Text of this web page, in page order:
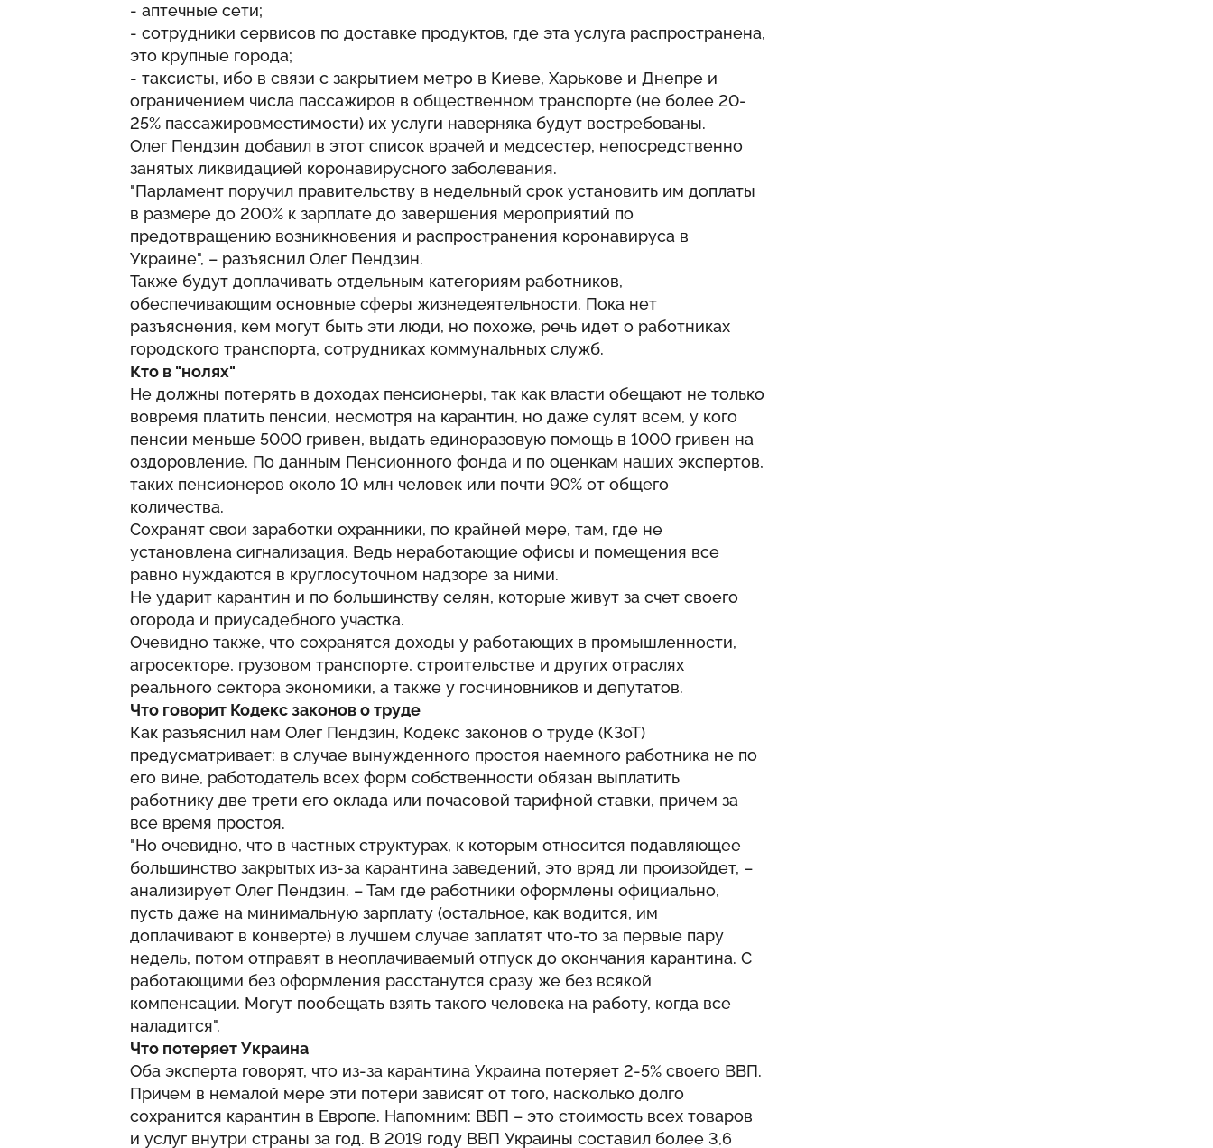
- аптечные сети;
- сотрудники сервисов по доставке продуктов, где эта услуга распространена,
это крупные города;
- таксисты, ибо в связи с закрытием метро в Киеве, Харькове и Днепре и
ограничением числа пассажиров в общественном транспорте (не более 20-
25% пассажировместимости) их услуги наверняка будут востребованы.
Олег Пендзин добавил в этот список врачей и медсестер, непосредственно
занятых ликвидацией коронавирусного заболевания.
"Парламент поручил правительству в недельный срок установить им доплаты
в размере до 200% к зарплате до завершения мероприятий по
предотвращению возникновения и распространения коронавируса в
Украине", – разъяснил Олег Пендзин.
Также будут доплачивать отдельным категориям работников,
обеспечивающим основные сферы жизнедеятельности. Пока нет
разъяснения, кем могут быть эти люди, но похоже, речь идет о работниках
городского транспорта, сотрудниках коммунальных служб.
Кто в "нолях"
Не должны потерять в доходах пенсионеры, так как власти обещают не только
вовремя платить пенсии, несмотря на карантин, но даже сулят всем, у кого
пенсии меньше 5000 гривен, выдать единоразовую помощь в 1000 гривен на
оздоровление. По данным Пенсионного фонда и по оценкам наших экспертов,
таких пенсионеров около 10 млн человек или почти 90% от общего
количества.
Сохранят свои заработки охранники, по крайней мере, там, где не
установлена сигнализация. Ведь неработающие офисы и помещения все
равно нуждаются в круглосуточном надзоре за ними.
Не ударит карантин и по большинству селян, которые живут за счет своего
огорода и приусадебного участка.
Очевидно также, что сохранятся доходы у работающих в промышленности,
агросекторе, грузовом транспорте, строительстве и других отраслях
реального сектора экономики, а также у госчиновников и депутатов.
Что говорит Кодекс законов о труде
Как разъяснил нам Олег Пендзин, Кодекс законов о труде (КЗоТ)
предусматривает: в случае вынужденного простоя наемного работника не по
его вине, работодатель всех форм собственности обязан выплатить
работнику две трети его оклада или почасовой тарифной ставки, причем за
все время простоя.
"Но очевидно, что в частных структурах, к которым относится подавляющее
большинство закрытых из-за карантина заведений, это вряд ли произойдет, –
анализирует Олег Пендзин. – Там где работники оформлены официально,
пусть даже на минимальную зарплату (остальное, как водится, им
доплачивают в конверте) в лучшем случае заплатят что-то за первые пару
недель, потом отправят в неоплачиваемый отпуск до окончания карантина. С
работающими без оформления расстанутся сразу же без всякой
компенсации. Могут пообещать взять такого человека на работу, когда все
наладится".
Что потеряет Украина
Оба эксперта говорят, что из-за карантина Украина потеряет 2-5% своего ВВП.
Причем в немалой мере эти потери зависят от того, насколько долго
сохранится карантин в Европе. Напомним: ВВП – это стоимость всех товаров
и услуг внутри страны за год. В 2019 году ВВП Украины составил более 3,6